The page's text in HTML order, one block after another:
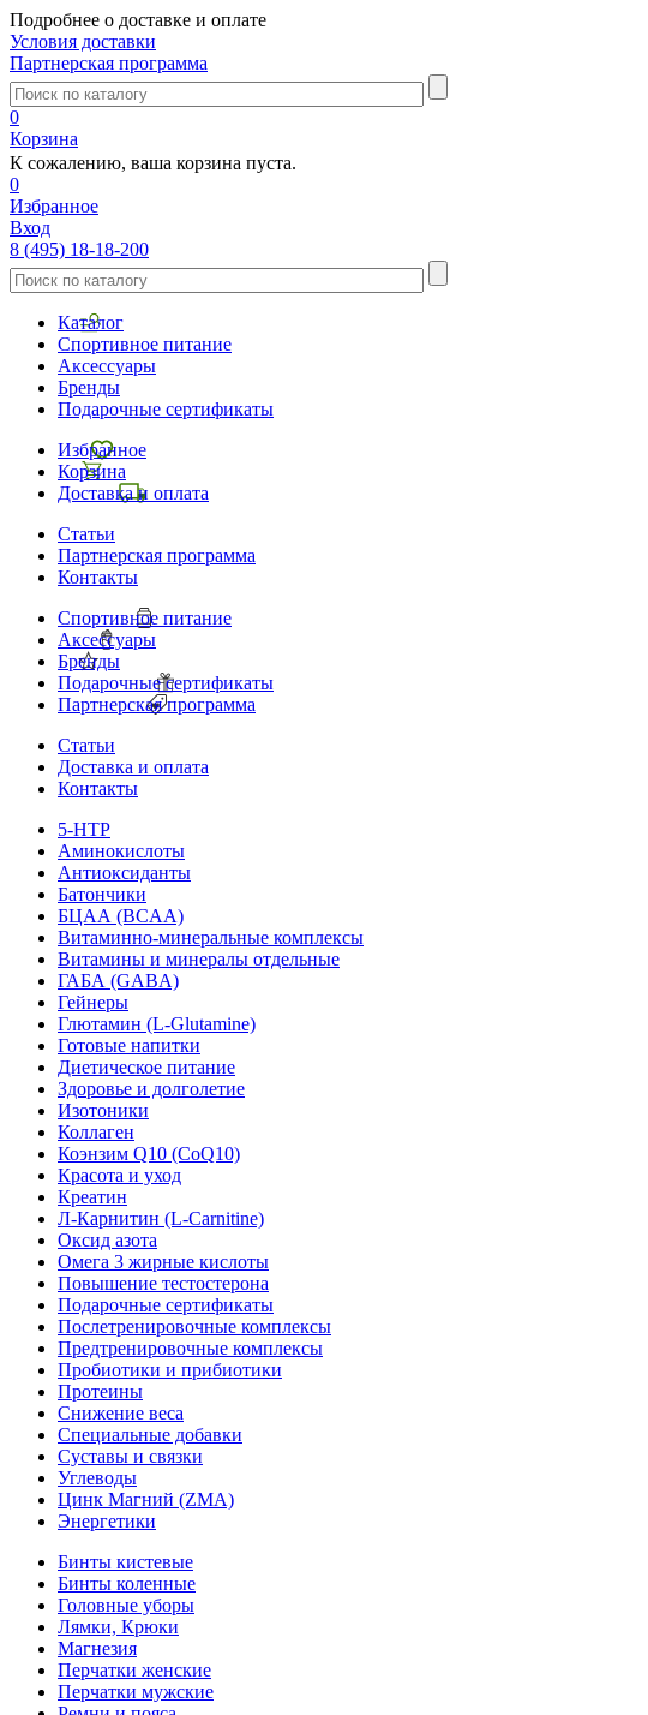
Подробнее о доставке и оплате
Условия доставки
Партнерская программа
0
Корзина
К сожалению, ваша корзина пуста.
0
Избранное
Вход
8 (495) 18-18-200
Каталог
Спортивное питание
Аксессуары
Бренды
Подарочные сертификаты
Избранное
Корзина
Доставка и оплата
Статьи
Партнерская программа
Контакты
Спортивное питание
Аксессуары
Бренды
Подарочные сертификаты
Партнерская программа
Статьи
Доставка и оплата
Контакты
5-HTP
Аминокислоты
Антиоксиданты
Батончики
БЦАА (BCAA)
Витаминно-минеральные комплексы
Витамины и минералы отдельные
ГАБА (GABA)
Гейнеры
Глютамин (L-Glutamine)
Готовые напитки
Диетическое питание
Здоровье и долголетие
Изотоники
Коллаген
Коэнзим Q10 (CoQ10)
Красота и уход
Креатин
Л-Карнитин (L-Сarnitine)
Оксид азота
Омега 3 жирные кислоты
Повышение тестостерона
Подарочные сертификаты
Послетренировочные комплексы
Предтренировочные комплексы
Пробиотики и прибиотики
Протеины
Снижение веса
Специальные добавки
Суставы и связки
Углеводы
Цинк Магний (ZMA)
Энергетики
Бинты кистевые
Бинты коленные
Головные уборы
Лямки, Крюки
Магнезия
Перчатки женские
Перчатки мужские